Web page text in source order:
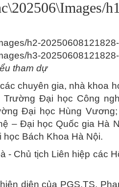
tham dự
chuyên gia, nhà khoa
Đại học Công
Đại học Hùng
– Đại học Quốc gia Hà
Bách Khoa Hà Nội.
- Chủ tịch Liên hiệp các
diện của PGS.TS.